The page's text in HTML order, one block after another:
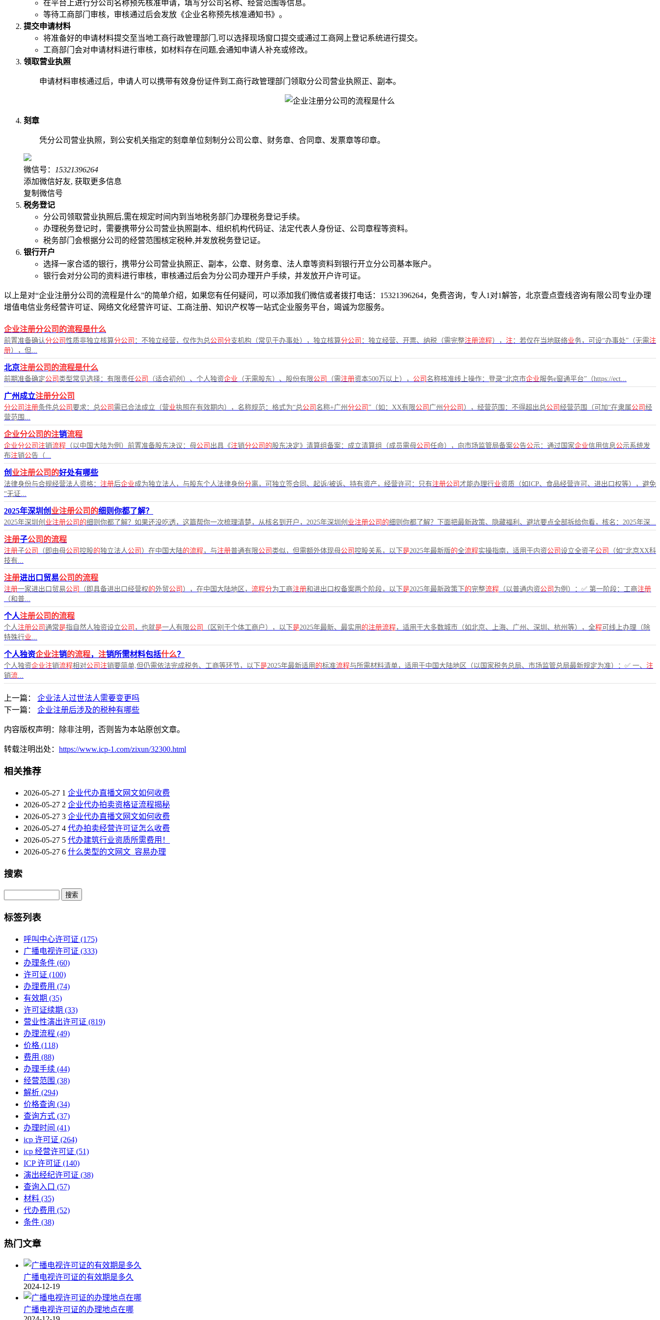
在平台上进行分公司名称预先核准申请，填写分公司名称、经营范围等信息。
等待工商部门审核，审核通过后会发放《企业名称预先核准通知书》。
提交申请材料
将准备好的申请材料提交至当地工商行政管理部门,可以选择现场窗口提交或通过工商网上登记系统进行提交。
工商部门会对申请材料进行审核，如材料存在问题,会通知申请人补充或修改。
领取营业执照
申请材料审核通过后，申请人可以携带有效身份证件到工商行政管理部门领取分公司营业执照正、副本。
刻章
凭分公司营业执照，到公安机关指定的刻章单位刻制分公司公章、财务章、合同章、发票章等印章。
微信号： 15321396264
添加微信好友, 获取更多信息
复制微信号
税务登记
分公司领取营业执照后,需在规定时间内到当地税务部门办理税务登记手续。
办理税务登记时，需要携带分公司营业执照副本、组织机构代码证、法定代表人身份证、公司章程等资料。
税务部门会根据分公司的经营范围核定税种,并发放税务登记证。
银行开户
选择一家合适的银行，携带分公司营业执照正、副本，公章、财务章、法人章等资料到银行开立分公司基本账户。
银行会对分公司的资料进行审核，审核通过后会为分公司办理开户手续，并发放开户许可证。
以上是对“企业注册分公司的流程是什么”的简单介绍，如果您有任何疑问，可以添加我们微信或者拨打电话：15321396264，免费咨询，专人1对1解答，北京壹点壹线咨询有限公司专业办理
增值电信业务经营许可证、网络文化经营许可证、工商注册、知识产权等一站式企业服务平台，竭诚为您服务。
企业注册分公司的流程是什么
前置准备确认分公司 性质非独立核算分公司 ：不独立经营，仅作为总公司分支机构（常见于办事处），独立核算分公司 ：独立经营、开票、纳税（需完整注册流程）， 注：若仅在当地联络业务，可设“办事处”（无需注
册），但...
北京注册公司的流程是什么
前期准备确定公司 类型常见选择：有限责任公司 （适合初创）、个人独资企业 （无需股东）、股份有限公司 （需注册资本500万以上）， 公司 名称核准线上操作：登录“北京市企业服务e窗通平台”（https://ect...
广州成立注册分公司
分公司注册条件总公司 要求：总公司 需已合法成立（营业执照在有效期内），名称规范：格式为“总公司 名称+广州 分公司 ”（如：XX有限公司 广州 分公司 ），经营范围：不得超出总公司 经营范围（可加“在隶属公司 经
营范围...
企业分公司的注销流程
企业分公司注销流程 （以中国大陆为例）前置准备股东决议：母公司 出具《注销分公司的股东决定》清算组备案：成立清算组（成员需母公司 任命），向市场监管局备案公告公示：通过国家企业信用信息公示系统发
布注销公告（...
创 业注册公司的好处有哪些
法律身份与合规经营法人资格： 注册后企业成为独立法人，与股东个人法律身份分离，可独立签合同、起诉/被诉、持有资产，经营许可：只有注册公司 才能办理行业资质（如ICP、食品经营许可、进出口权等），避免
“无证...
2025年深圳创 业注册公司的细则你都了解？
2025年深圳创 业注册公司的细则你都了解？如果还没吃透，这篇帮你一次梳理清楚，从核名到开户，2025年深圳创 业注册公司的细则你都了解？下面把最新政策、隐藏福利、避坑要点全部拆给你看，核名：2025年深...
注册子公司的流程
注册子公司 （即由母公司 控股的独立法人公司 ）在中国大陆的流程，与注册普通有限公司 类似，但需额外体现母公司 控股关系，以下是2025年最新版的全流程实操指南，适用于内资公司 设立全资子公司
（如“北京XX科
技有...
注册进出口贸易公司的流程
注册一家进出口贸易公司 （即具备进出口经营权的外贸公司 ），在中国大陆地区， 流程分为工商注册和进出口权备案两个阶段，以下是2025年最新政策下的完整流程 （以普通内资公司 为例）：✅ 第一阶段：工商注册
（和普...
个人注册公司的流程
个人注册公司 通常是指自然人独资设立公司 ，也就是一人有限公司 （区别于个体工商户），以下是2025年最新、最实用 的注册流程，适用于大多数城市（如北京、上海、广州、深圳、杭州等），全程可线上办理（除
特殊行业...
个人独资企业注销的流程， 注销所需材料包括什么？
个人独资企业注销流程相对公司注销要简单,但仍需依法完成税务、工商等环节，以下是2025年最新适用 的标准流程与所需材料清单，适用于中国大陆地区（以国家税务总局、市场监管总局最新规定为准）：✅ 一、 注
销流...
上一篇：
企业法人过世法人需要变更吗
下一篇：
企业注册后涉及的税种有哪些
内容版权声明：除非注明，否则皆为本站原创文章。
转载注明出处： https://www.icp-1.com/zixun/32300.html
相关推荐
2026-05-27 1 企业代办直播文网文如何收费
2026-05-27 2 企业代办拍卖资格证流程揭秘
2026-05-27 3 企业代办直播文网文如何收费
2026-05-27 4 代办拍卖经营许可证怎么收费
2026-05-27 5 代办建筑行业资质所需费用！
2026-05-27 6 什么类型的文网文_容易办理
搜索
Search
标签列表
呼叫中心许可证 (175)
广播电视许可证 (333)
办理条件 (60)
许可证 (100)
办理费用 (74)
有效期 (35)
许可证续期 (33)
营业性演出许可证 (819)
办理流程 (49)
价格 (118)
费用 (88)
办理手续 (44)
经营范围 (38)
解析 (294)
价格查询 (34)
查询方式 (37)
办理时间 (41)
icp 许可证 (264)
icp 经营许可证 (51)
ICP 许可证 (140)
演出经纪许可证 (38)
查询入口 (57)
材料 (35)
代办费用 (52)
条件 (38)
热门文章
广播电视许可证的有效期是多久
2024-12-19
广播电视许可证的办理地点在哪